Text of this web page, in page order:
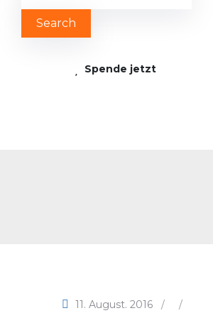
Spende jetzt
11. August. 2016 / /